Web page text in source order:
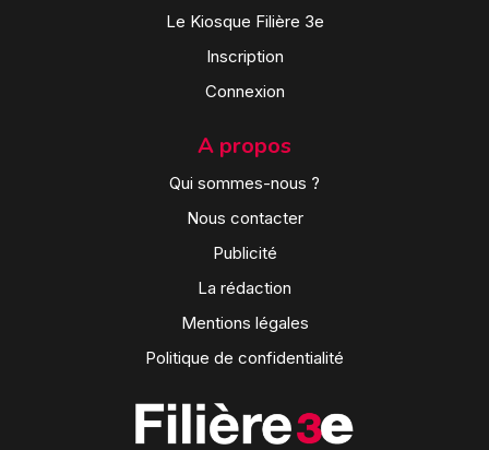
Le Kiosque Filière 3e
Inscription
Connexion
A propos
Qui sommes-nous ?
Nous contacter
Publicité
La rédaction
Mentions légales
Politique de confidentialité